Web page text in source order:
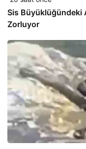
Sis Büyüklüğündeki
Zorluyor